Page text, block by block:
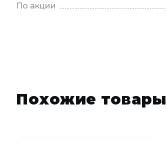
По акции
Похожие товары